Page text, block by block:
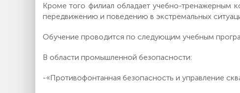
Кроме того филиал обладает учебно-тренажерным
передвижению и поведению в экстремальных
Обучение проводится по следующим учебным
В области промышленной безопасности:
-«Противофонтанная безопасность и управление